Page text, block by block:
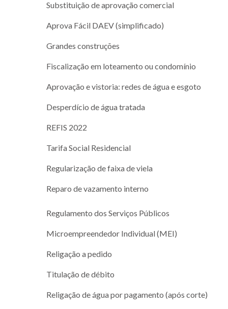
Substituição de aprovação comercial
Aprova Fácil DAEV (simplificado)
Grandes construções
Fiscalização em loteamento ou condomínio
Aprovação e vistoria: redes de água e esgoto
Desperdício de água tratada
REFIS 2022
Tarifa Social Residencial
Regularização de faixa de viela
Reparo de vazamento interno
Regulamento dos Serviços Públicos
Microempreendedor Individual (MEI)
Religação a pedido
Titulação de débito
Religação de água por pagamento (após corte)